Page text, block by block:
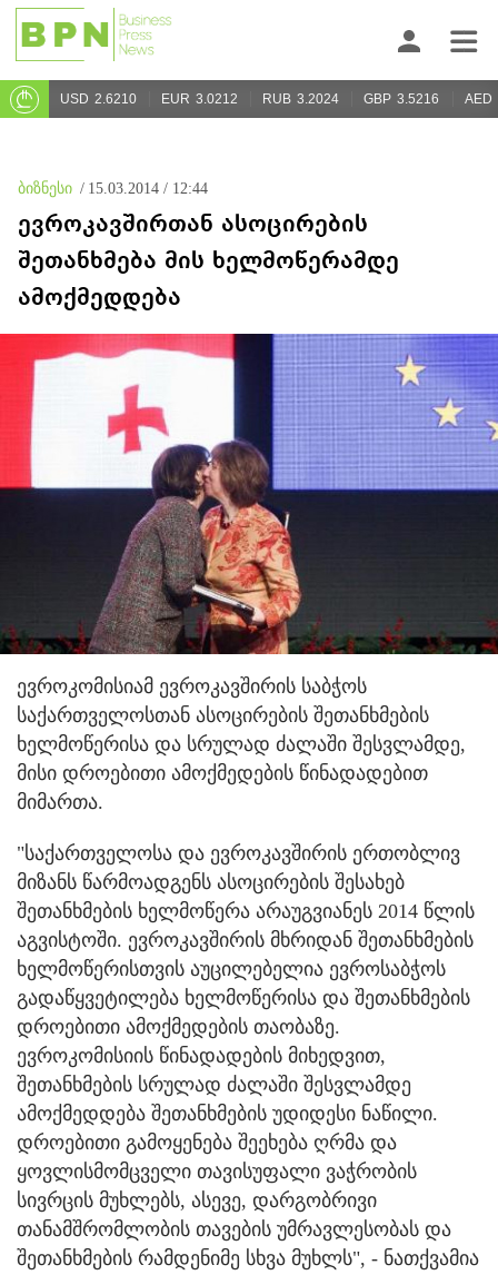
USD 2.6210 EUR 3.0212 RUB 3.2024 GBP 3.5216 AED
ბიზნესი / 15.03.2014 / 12:44
ევროკავშირთან ასოცირების
შეთანხმება მის ხელმოწერამდე
ამოქმედდება
ევროკომისიამ ევროკავშირის საბჭოს
საქართველოსთან ასოცირების შეთანხმების
ხელმოწერისა და სრულად ძალაში შესვლამდე,
მისი დროებითი ამოქმედების წინადადებით
მიმართა.
"საქართველოსა და ევროკავშირის ერთობლივ
მიზანს წარმოადგენს ასოცირების შესახებ
შეთანხმების ხელმოწერა არაუგვიანეს 2014 წლის
აგვისტოში. ევროკავშირის მხრიდან შეთანხმების
ხელმოწერისთვის აუცილებელია ევროსაბჭოს
გადაწყვეტილება ხელმოწერისა და შეთანხმების
დროებითი ამოქმედების თაობაზე.
ევროკომისიის წინადადების მიხედვით,
შეთანხმების სრულად ძალაში შესვლამდე
ამოქმედდება შეთანხმების უდიდესი ნაწილი.
დროებითი გამოყენება შეეხება ღრმა და
ყოვლისმომცველი თავისუფალი ვაჭრობის
სივრცის მუხლებს, ასევე, დარგობრივი
თანამშრომლობის თავების უმრავლესობას და
შეთანხმების რამდენიმე სხვა მუხლს", - ნათქვამია